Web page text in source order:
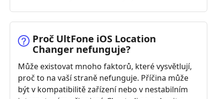
Proč UltFone iOS Location
Changer nefunguje?
Může existovat mnoho faktorů, které vysvětlují,
proč to na vaší straně nefunguje. Příčina může
být v kompatibilitě zařízení nebo v nestabilním